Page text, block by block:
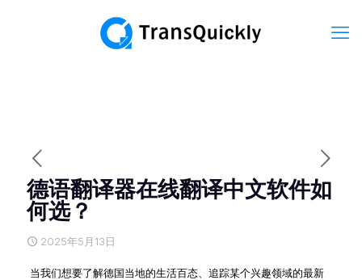
德语翻译器在线翻译中文软件如
何选？
2025年5月13日
当我们想要了解德国当地的生活百态、追踪某个兴趣领域的最新